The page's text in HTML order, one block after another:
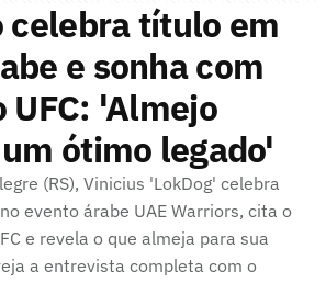
celebra título em
e sonha com
UFC: 'Almejo
ótimo legado'
(RS), Vinicius 'LokDog' celebra
evento árabe UAE Warriors, cita o
e revela o que almeja para sua
a entrevista completa com o